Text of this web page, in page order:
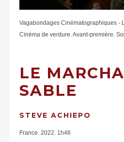
Vagabondages Cinématographiques -
Cinéma de verdure. Avant-première.
LE
SABLE
STEVE ACHIEPO
France. 2022. 1h46